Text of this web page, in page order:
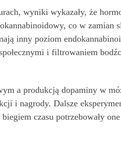
wyniki wykazały, że
co w
inny poziom
i filtrowaniem
a produkcją dopaminy w
i nagrody. Dalsze
czasu potrzebowały